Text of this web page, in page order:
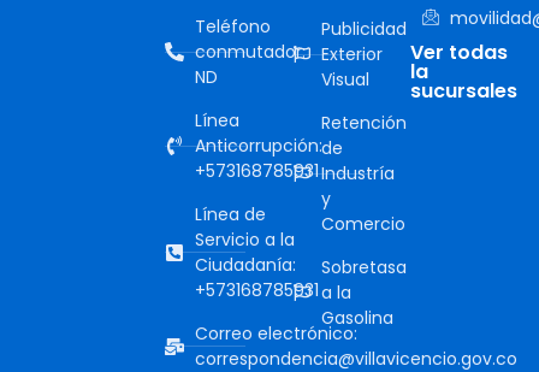
Teléfono
conmutador:
ND
Línea
Anticorrupción:
+573168785931
Línea de
Servicio a la
Ciudadanía:
+573168785931
Correo electrónico:
correspondencia@villavicencio.gov.co
Publicidad
Exterior
Visual
Retención
de
Industría
y
Comercio
Sobretasa
a la
Gasolina
Ver todas
la
sucursales